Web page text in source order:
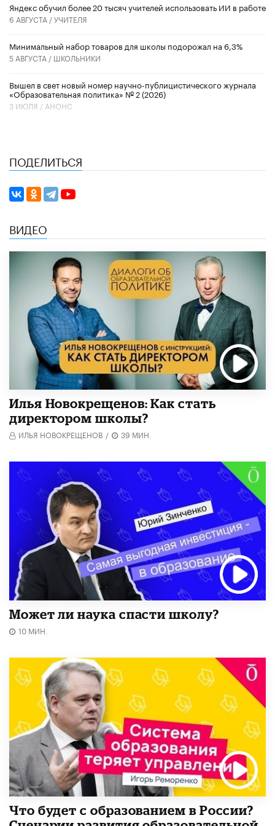
​Яндекс обучил более 20 тысяч учителей использовать ИИ в работе
6 АВГУСТА /УЧИТЕЛЯ
Минимальный набор товаров для школы подорожал на 6,3%
5 АВГУСТА / ШКОЛЬНИКИ
Вышел в свет новый номер научно-публицистического журнала
«Образовательная политика» № 2 (2026)
3 ИЮЛЯ / АНОНС
ПОДЕЛИТЬСЯ
ВИДЕО
​Илья Новокрещенов: Как стать
директором школы?
ИЛЬЯ НОВОКРЕЩЕНОВ / 39 МИН.
Может ли наука спасти школу?
10 МИН.
Что будет с образованием в России?